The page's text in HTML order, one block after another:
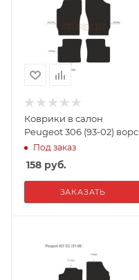
Коврики в салон
Peugeot 306 (93-02) ворс
Под заказ
158 руб.
ЗАКАЗАТЬ